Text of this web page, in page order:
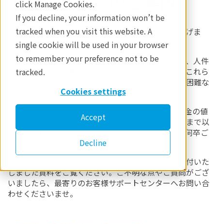
click Manage Cookies.
If you decline, your information won’t be
tracked when you visit this website. A
single cookie will be used in your browser
to remember your preference not to be
tracked.
Cookies settings
Accept
Decline
平素より格別のお引き立てを賜り、厚くお礼申し上げま
す。
さて、ご高承のことと存じますが、昨今の物価上昇、人件
費の高騰により移動コストが著しく上昇しており、これら
のコスト上昇を企業努力だけでは吸収する事が大変困難な
状況となっております。
月より一部地域の派遣料金の値
上げを実施させていただくこととなりました。これまで以
上にサービス品質の向上に努めてまいりますので、何卒ご
理解を賜りますようお願い申し上げます。
なお、今回の対象地域に関してはお手数ですが、添付いた
しました資料をご覧ください。ご不明な点やご質問がござ
いましたら、最寄りのお客様サポートセンターへお問い合
わせくださいませ。